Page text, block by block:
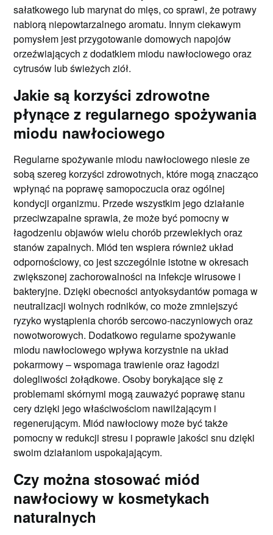
sałatkowego lub marynat do mięs, co sprawi, że potrawy
nabiorą niepowtarzalnego aromatu. Innym ciekawym
pomysłem jest przygotowanie domowych napojów
orzeźwiających z dodatkiem miodu nawłociowego oraz
cytrusów lub świeżych ziół.
Jakie są korzyści zdrowotne
płynące z regularnego spożywania
miodu nawłociowego
Regularne spożywanie miodu nawłociowego niesie ze
sobą szereg korzyści zdrowotnych, które mogą znacząco
wpłynąć na poprawę samopoczucia oraz ogólnej
kondycji organizmu. Przede wszystkim jego działanie
przeciwzapalne sprawia, że może być pomocny w
łagodzeniu objawów wielu chorób przewlekłych oraz
stanów zapalnych. Miód ten wspiera również układ
odpornościowy, co jest szczególnie istotne w okresach
zwiększonej zachorowalności na infekcje wirusowe i
bakteryjne. Dzięki obecności antyoksydantów pomaga w
neutralizacji wolnych rodników, co może zmniejszyć
ryzyko wystąpienia chorób sercowo-naczyniowych oraz
nowotworowych. Dodatkowo regularne spożywanie
miodu nawłociowego wpływa korzystnie na układ
pokarmowy – wspomaga trawienie oraz łagodzi
dolegliwości żołądkowe. Osoby borykające się z
problemami skórnymi mogą zauważyć poprawę stanu
cery dzięki jego właściwościom nawilżającym i
regenerującym. Miód nawłociowy może być także
pomocny w redukcji stresu i poprawie jakości snu dzięki
swoim działaniom uspokajającym.
Czy można stosować miód
nawłociowy w kosmetykach
naturalnych